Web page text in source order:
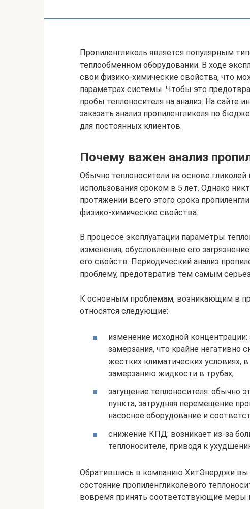
Пропиленгликоль является популярным
теплообменном оборудовании. В ходе
свои физико-химические свойства, что
параметрах системы. Чтобы это
пробы теплоносителя на анализ. На сайте
заказать анализ пропиленгликоля по
для постоянных клиентов.
Почему важен анализ
Обычно теплоносители на основе
использования сроком в 5 лет. Однако
протяжении всего этого срока
физико-химические свойства.
В процессе эксплуатации параметры
изменения, обусловленные его
его свойств. Периодический анализ
проблему, предотвратив тем самым
К основным проблемам, возникающим в
относятся следующие:
изменение исходной
замерзания, что крайне негативно
жестких климатических условиях,
замерзанию жидкости в трубах;
загущение теплоносителя: обычно
пункта, затрудняя перемещение
насосное оборудование и
снижение КПД: возникает из-за
теплоносителе, приводя к
Обратившись в компанию ХитЭнерджи вы
состояние пропиленгликолевого
вовремя принять соответствующие меры